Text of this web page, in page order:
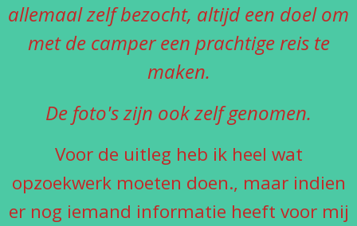
allemaal zelf bezocht, altijd een doel om
met de camper een prachtige reis te
maken.
De foto's zijn ook zelf genomen.
Voor de uitleg heb ik heel wat
opzoekwerk moeten doen., maar indien
er nog iemand informatie heeft voor mij